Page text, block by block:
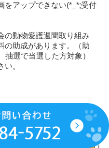
をアップできない(*_*;受付
の動物愛護週間取り組み
の助成があります。（助
抽選で当選した方対象）
。
のご案内